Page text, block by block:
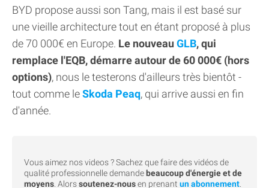
BYD propose aussi son Tang, mais il est basé sur
une vieille architecture tout en étant proposé à plus
de 70 000€ en Europe. Le nouveau GLB, qui
remplace l'EQB, démarre autour de 60 000€ (hors
options), nous le testerons d'ailleurs très bientôt -
tout comme leSkoda Peaq, qui arrive aussi en fin
d'année.
Vous aimez nos videos ? Sachez que faire des vidéos de
qualité professionnelle demande beaucoup d'énergie et de
moyens . Alorssoutenez-nousen prenant un abonnement